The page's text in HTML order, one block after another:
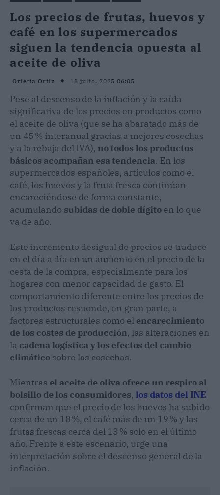
Los precios de frutas, huevos y
café en los supermercados
siguen la tendencia opuesta al
aceite de oliva
Orietta Ortiz 18 julio, 2025 06:05
Pese al descenso de la inflación y la caída
significativa de los precios en productos como
el aceite de oliva (que se ha abaratado más de
un 45 % interanual gracias a mejores cosechas
y a la rebaja del IVA), no todos los productos
básicos acompañan esa tendencia. En los
supermercados españoles, artículos como el
café, los huevos y la fruta fresca continúan
encareciéndose de forma constante,
acumulando subidas de doble dígito en lo que
va de año.
Este incremento desigual de precios se traduce
en el día a día en un aumento en el precio de la
cesta de la compra, especialmente para los
hogares con menor capacidad de gasto. El
comportamiento diferente entre los precios de
los productos responde, en gran parte, a
factores estructurales como el encarecimiento
de los costes de producción, las alteraciones en
la cadena logística y los efectos del cambio
climático sobre las cosechas.
Mientras el aceite de oliva ofrece un respiro al
bolsillo de los consumidores, los datos del INE
confirman que el precio de los huevos ha subido
cerca de un 18 %, el café más de un 19 % y las
frutas frescas cerca del 13 % solo en el último
año. Frente a este escenario, urge una
interpretación sobre el descenso general de la
inflación.